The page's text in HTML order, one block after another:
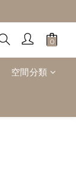
空間分類